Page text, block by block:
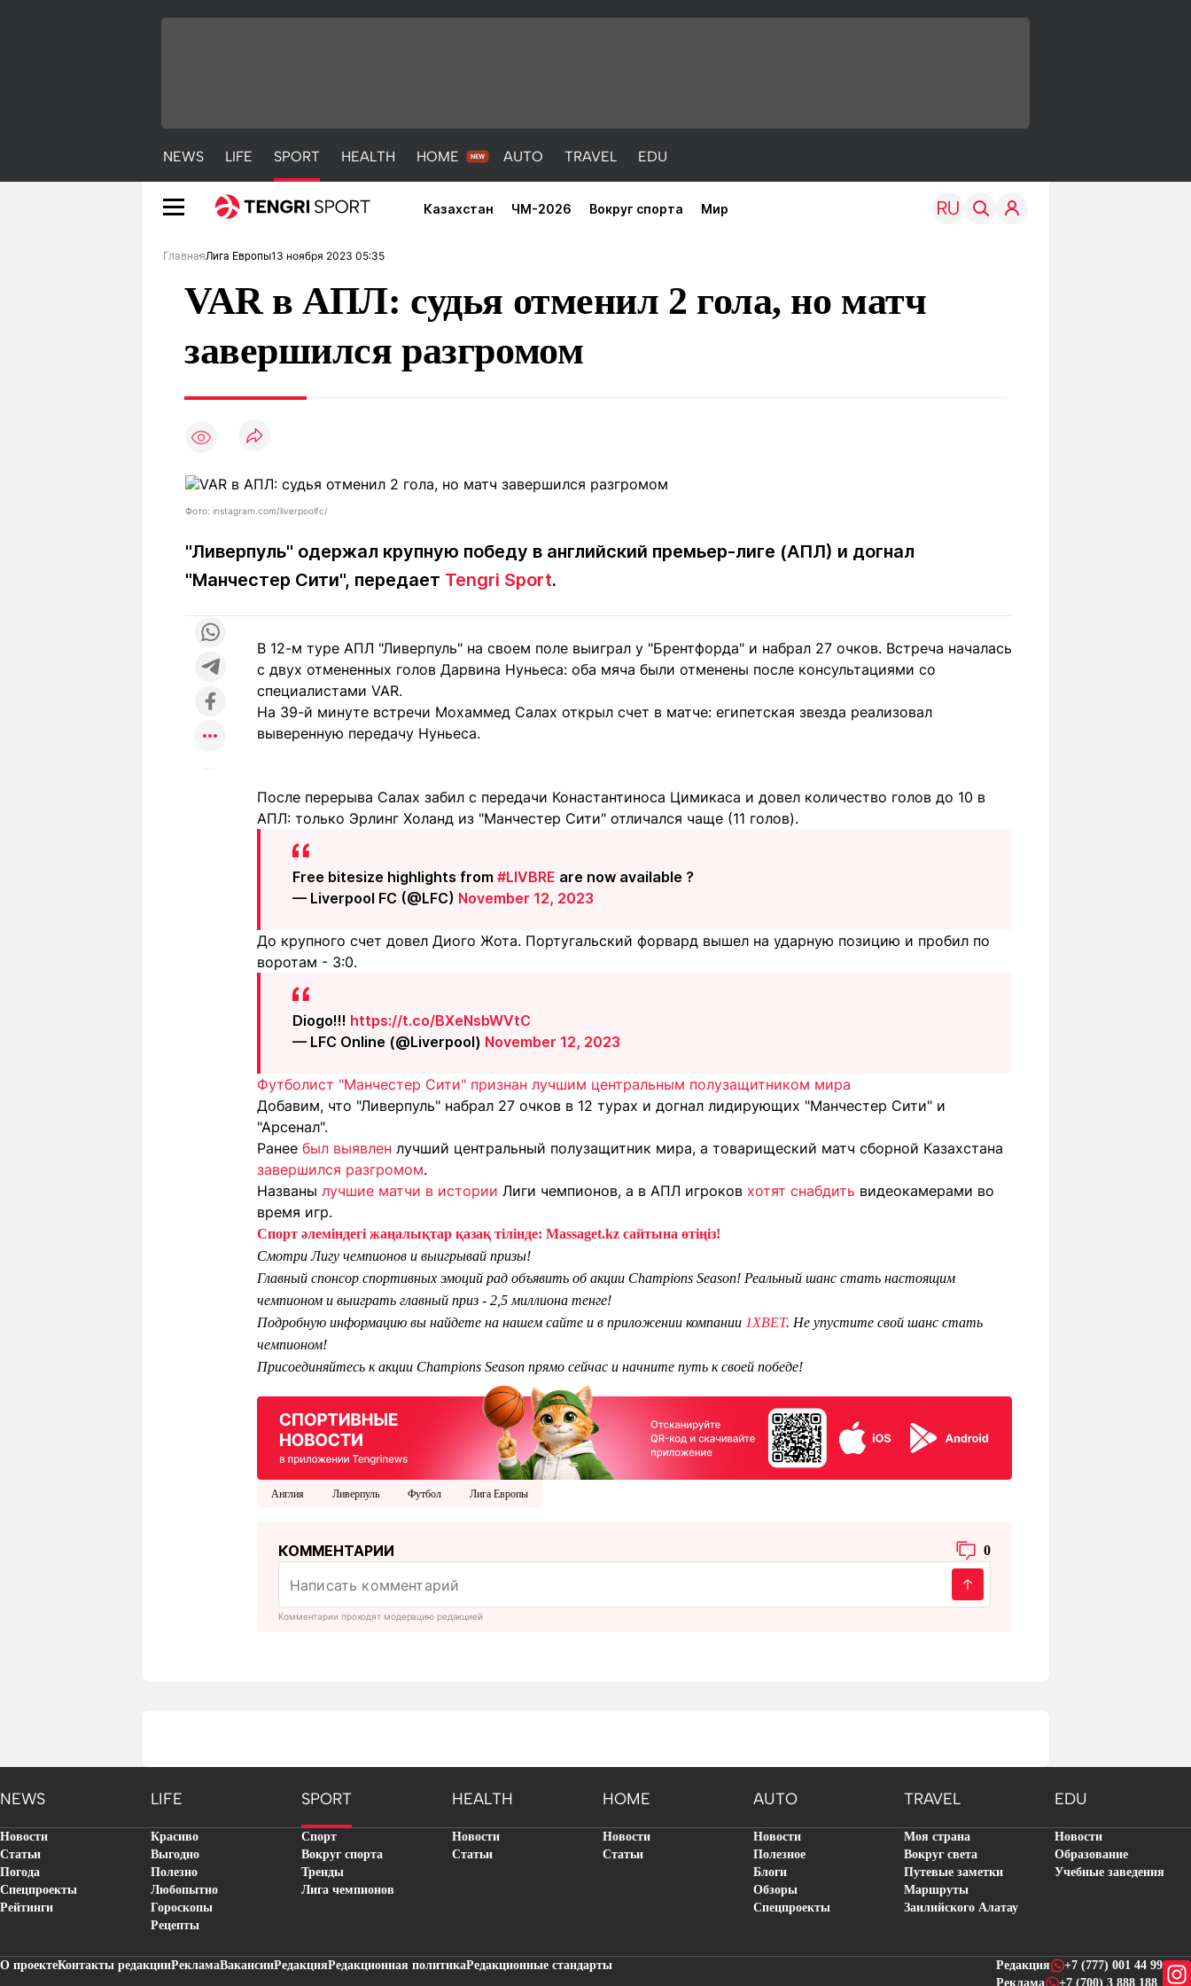
NEWS LIFE SPORT HEALTH HOME AUTO TRAVEL EDU
Казахстан ЧМ-2026 Вокруг спорта Мир
Погода
Рейтинги
Гороскопы
Рецепты
чемпионов
+7 (777) 001 44 99
Реклама
+7 (700) 3 888 188
Мы в социальных сетях
ГлавнаяЛига Европы13 ноября 2023 05:35
VAR в АПЛ: судья отменил 2 гола, но матч
завершился разгромом
Фото: instagram.com/liverpoolfc/
"Ливерпуль" одержал крупную победу в английский премьер-лиге (АПЛ) и догнал
"Манчестер Сити", передает Tengri Sport.
В 12-м туре АПЛ "Ливерпуль" на своем поле выиграл у "Брентфорда" и набрал 27 очков. Встреча началась
с двух отмененных голов Дарвина Нуньеса: оба мяча были отменены после консультациями со
специалистами VAR.
На 39-й минуте встречи Мохаммед Салах открыл счет в матче: египетская звезда реализовал
выверенную передачу Нуньеса.
После перерыва Салах забил с передачи Конастантиноса Цимикаса и довел количество голов до 10 в
АПЛ: только Эрлинг Холанд из "Манчестер Сити" отличался чаще (11 голов).
Free bitesize highlights from #LIVBRE are now available ?
— Liverpool FC (@LFC) November 12, 2023
До крупного счет довел Диого Жота. Португальский форвард вышел на ударную позицию и пробил по
воротам - 3:0.
Diogo!!! https://t.co/BXeNsbWVtC
— LFC Online (@Liverpool) November 12, 2023
Футболист "Манчестер Сити" признан лучшим центральным полузащитником мира
Добавим, что "Ливерпуль" набрал 27 очков в 12 турах и догнал лидирующих "Манчестер Сити" и
"Арсенал".
Ранее был выявлен лучший центральный полузащитник мира, а товарищеский матч сборной Казахстана
завершился разгромом.
Названы лучшие матчи в истории Лиги чемпионов, а в АПЛ игроков хотят снабдить видеокамерами во
время игр.
Спорт әлеміндегі жаңалықтар қазақ тілінде: Massaget.kz сайтына өтіңіз!
Смотри Лигу чемпионов и выигрывай призы!
Главный спонсор спортивных эмоций рад объявить об акции Champions Season! Реальный шанс стать настоящим
чемпионом и выиграть главный приз - 2,5 миллиона тенге!
Подробную информацию вы найдете на нашем сайте и в приложении компании 1XBET. Не упустите свой шанс стать
чемпионом!
Присоединяйтесь к акции Champions Season прямо сейчас и начните путь к своей победе!
Англия Ливерпуль Футбол Лига Европы
КОММЕНТАРИИ 0
Комментарии проходят модерацию редакцией
NEWS LIFE SPORT HEALTH HOME AUTO TRAVEL EDU
Новости
Статьи
Погода
Спецпроекты
Рейтинги
Красиво
Выгодно
Полезно
Любопытно
Гороскопы
Рецепты
Спорт
Вокруг спорта
Тренды
Лига чемпионов
Новости
Статьи
Новости
Статьи
Новости
Полезное
Блоги
Обзоры
Спецпроекты
Моя страна
Вокруг света
Путевые заметки
Маршруты
Заилийского Алатау
Новости
Образование
Учебные заведения
О проектеКонтакты редакцииРекламаВакансииРедакцияРедакционная политикаРедакционные стандарты Редакция
+7 (777) 001 44 99
Реклама
+7 (700) 3 888 188